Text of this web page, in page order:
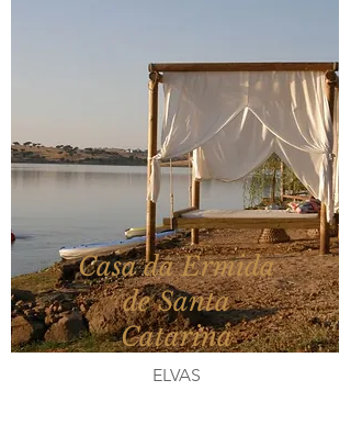
Casa da Ermida
de Santa
Catarina
ELVAS